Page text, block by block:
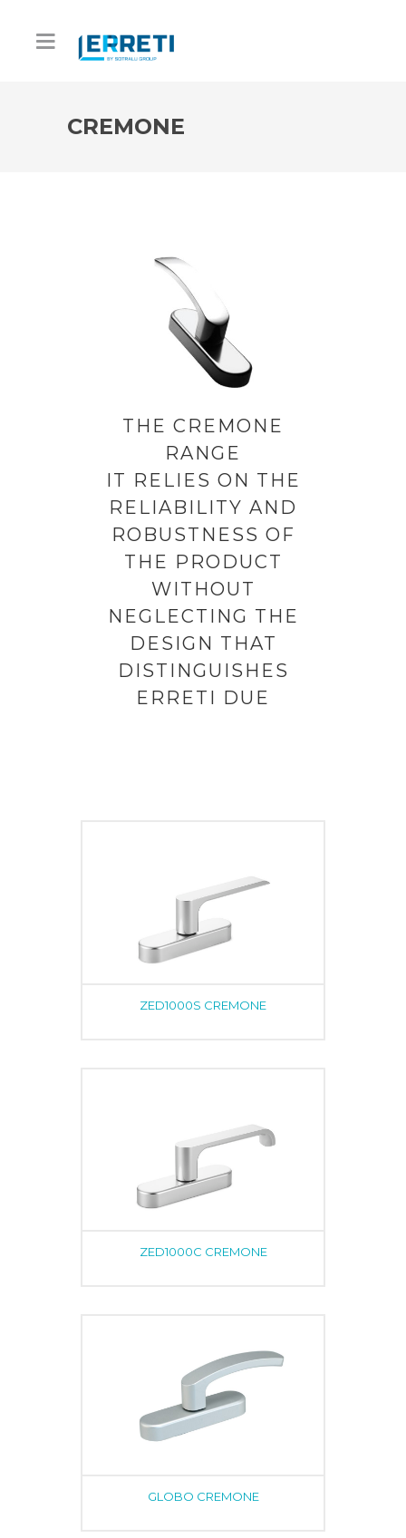
CREMONE
THE CREMONE
RANGE
IT RELIES ON THE
RELIABILITY AND
ROBUSTNESS OF
THE PRODUCT
WITHOUT
NEGLECTING THE
DESIGN THAT
DISTINGUISHES
ERRETI DUE
ZED1000S CREMONE
ZED1000C CREMONE
GLOBO CREMONE